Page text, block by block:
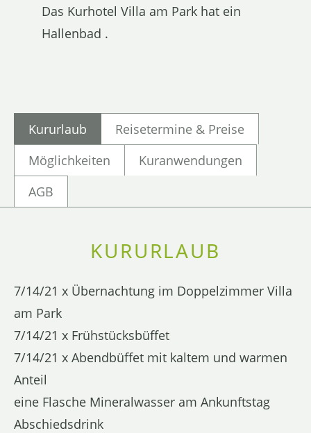
Das Kurhotel Villa am Park hat ein
Hallenbad .
Kururlaub
Reisetermine & Preise
Möglichkeiten
Kuranwendungen
AGB
KURURLAUB
7/14/21 x Übernachtung im Doppelzimmer Villa
am Park
7/14/21 x Frühstücksbüffet
7/14/21 x Abendbüffet mit kaltem und warmen
Anteil
eine Flasche Mineralwasser am Ankunftstag
Abschiedsdrink